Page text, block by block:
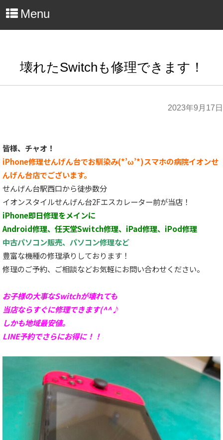
Menu
壊れたSwitchも修理できます！
2023年9月17日
皆様、チャオ！
iPhone修理せんげん台でお馴染み(*’ω’*)スマホの病院イオンせ
んげん台店でございます。
せんげん台駅西口から徒歩数分
イオンスタイルせんげん台2Fエスカレーター前が当店！
iPhone即日修理をメインに
Android修理、任天堂Switch修理、iPad修理、iPod修理
中古パソコン販売、パソコン修理など
豊富な機種の修理承りしております！
修理のご予約、ご相談などお気軽にお問い合わせください。
お子様の大事なSwitchが壊れても
当店ならすぐに修理できます(^^♪
しかも地域最安値。
LINE予約でさらにお得に！！